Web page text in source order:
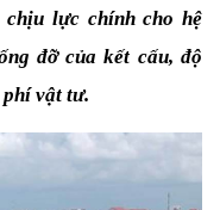
lực chính cho hệ
đỡ của kết cấu, độ
vật tư.